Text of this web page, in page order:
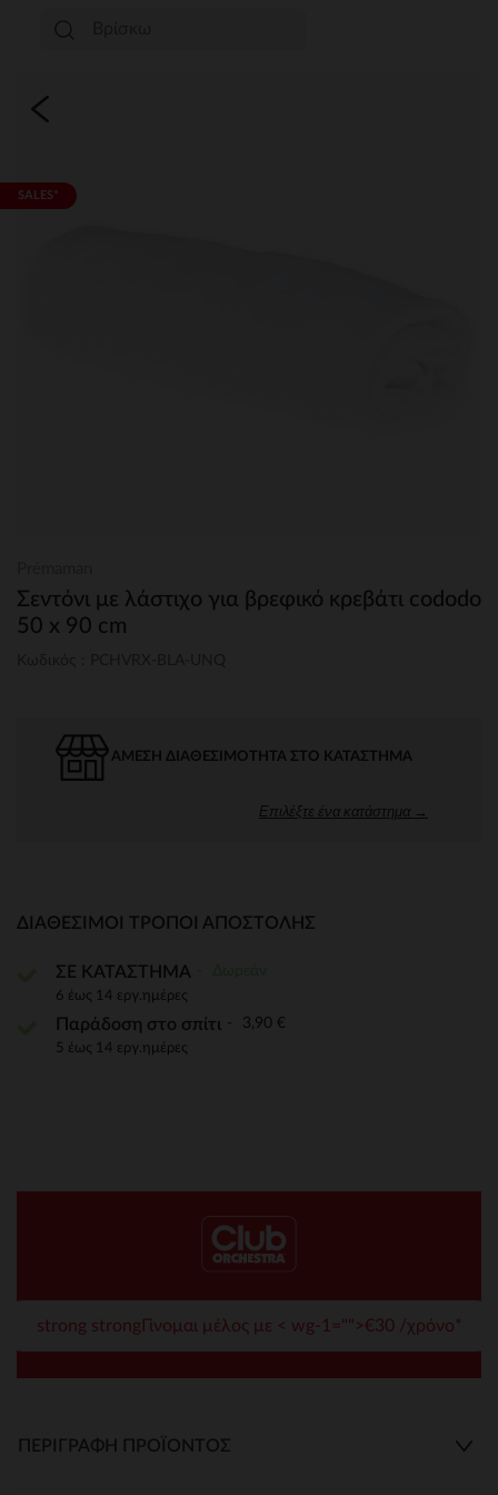
SALES*
Σεντόνι με λάστιχο για βρεφικό κρεβάτι cododo
50 x 90 cm
ΆΜΕΣΗ ΔΙΑΘΕΣΙΜΌΤΗΤΑ ΣΤΟ ΚΑΤΆΣΤΗΜΑ
Επιλέξτε ένα κατάστημα →
ΔΙΑΘΈΣΙΜΟΙ ΤΡΌΠΟΙ ΑΠΟΣΤΟΛΉΣ
ΣΕ ΚΑΤΑΣΤΗΜΑ
6 έως 14 εργ.ημέρες
Παράδοση στο σπίτι 3,90 €
5 έως 14 εργ.ημέρες
strong strongΓίνομαι μέλος με < wg-1="">€30 /χρόνο*
ΠΕΡΙΓΡΑΦΉ ΠΡΟΪΌΝΤΟΣ